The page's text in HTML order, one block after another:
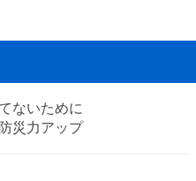
ないために
災力アップ